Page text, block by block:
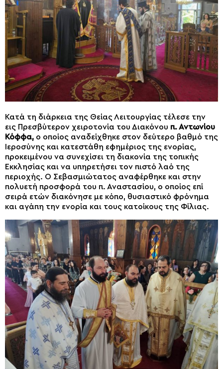
Κατά τη διάρκεια της Θείας Λειτουργίας τέλεσε την
εις Πρεσβύτερον χειροτονία του Διακόνου π. Αντωνίου
Κόφφα, ο οποίος αναδείχθηκε στον δεύτερο βαθμό της
Ιεροσύνης και κατεστάθη εφημέριος της ενορίας,
προκειμένου να συνεχίσει τη διακονία της τοπικής
Εκκλησίας και να υπηρετήσει τον πιστό λαό της
περιοχής. Ο Σεβασμιώτατος αναφέρθηκε και στην
πολυετή προσφορά του π. Αναστασίου, ο οποίος επί
σειρά ετών διακόνησε με κόπο, θυσιαστικό φρόνημα
και αγάπη την ενορία και τους κατοίκους της Φίλιας.